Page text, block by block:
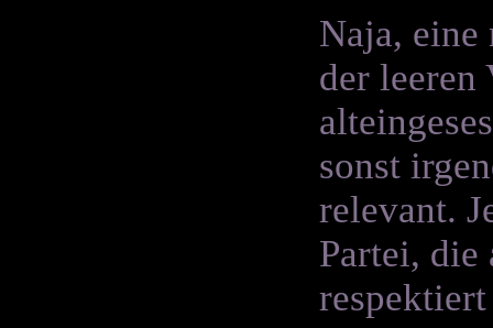
Naja, eine
der leeren
sonst
relevant.
Partei, die